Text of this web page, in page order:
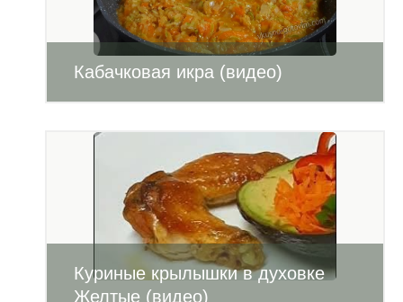
Кабачковая икра (видео)
Куриные крылышки в духовке
Желтые (видео)